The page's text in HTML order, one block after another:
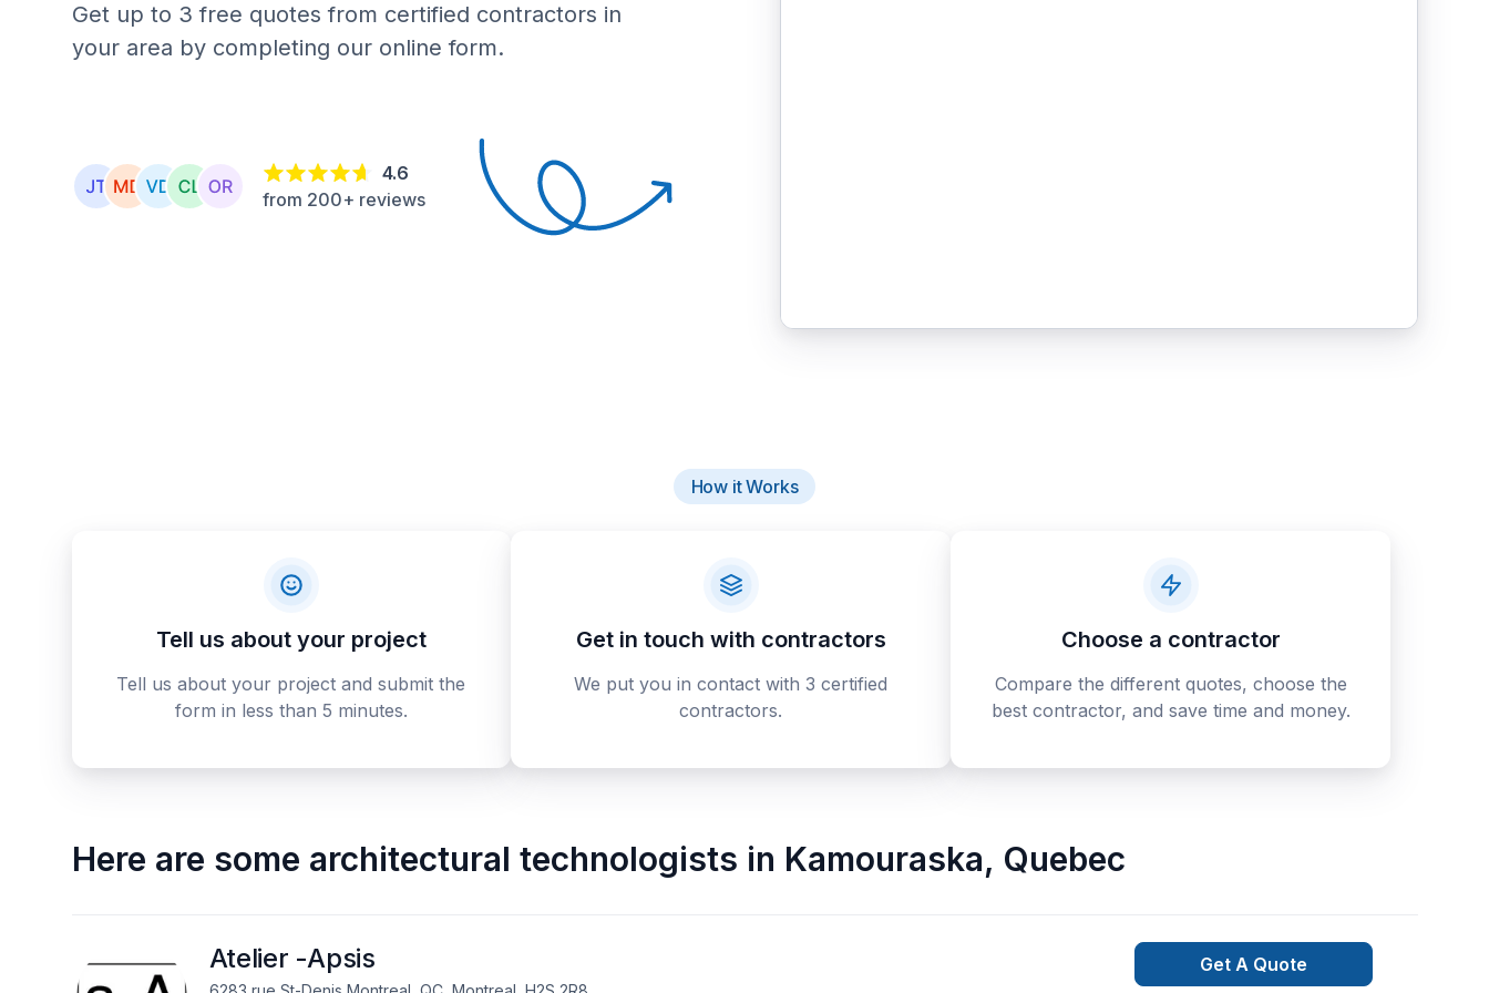
Get up to 3 free quotes from certified contractors in
your area by completing our online form.
4.6
from 200+ reviews
How it Works
Tell us about your project
Tell us about your project and submit the
form in less than 5 minutes.
Get in touch with contractors
We put you in contact with 3 certified
contractors.
Choose a contractor
Compare the different quotes, choose the
best contractor, and save time and money.
Here are some architectural technologists in Kamouraska, Quebec
Atelier -Apsis Get A Quote